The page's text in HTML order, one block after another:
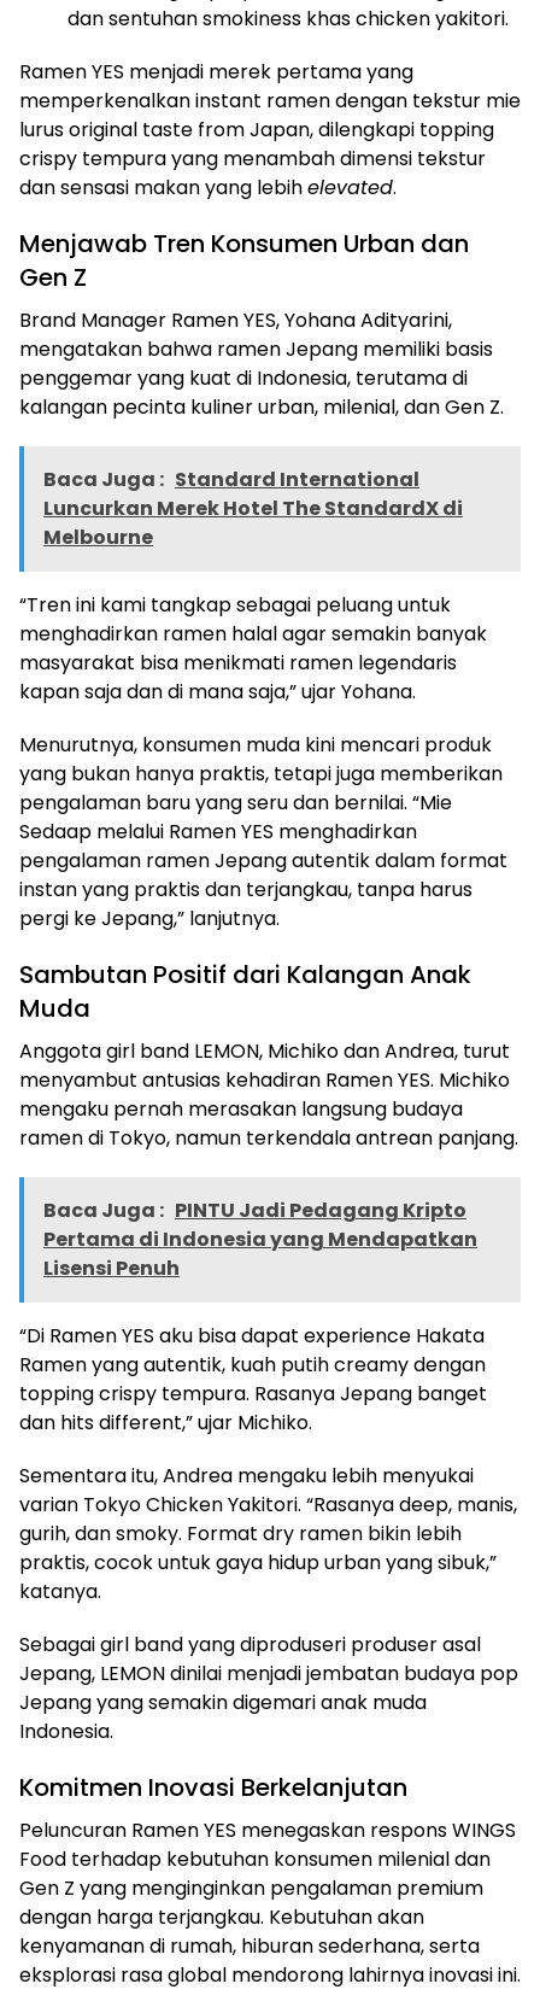
dan sentuhan smokiness khas chicken yakitori.
Ramen YES menjadi merek pertama yang
memperkenalkan instant ramen dengan tekstur mie
lurus original taste from Japan, dilengkapi topping
crispy tempura yang menambah dimensi tekstur
dan sensasi makan yang lebihelevated.
Menjawab Tren Konsumen Urban dan
Gen Z
Brand Manager Ramen YES, Yohana Adityarini,
mengatakan bahwa ramen Jepang memiliki basis
penggemar yang kuat di Indonesia, terutama di
kalangan pecinta kuliner urban, milenial, dan Gen Z.
Baca Juga : Standard International
Luncurkan Merek Hotel The StandardX di
Melbourne
“Tren ini kami tangkap sebagai peluang untuk
menghadirkan ramen halal agar semakin banyak
masyarakat bisa menikmati ramen legendaris
kapan saja dan di mana saja,” ujar Yohana.
Menurutnya, konsumen muda kini mencari produk
yang bukan hanya praktis, tetapi juga memberikan
pengalaman baru yang seru dan bernilai. “Mie
Sedaap melalui Ramen YES menghadirkan
pengalaman ramen Jepang autentik dalam format
instan yang praktis dan terjangkau, tanpa harus
pergi ke Jepang,” lanjutnya.
Sambutan Positif dari Kalangan Anak
Muda
Anggota girl band LEMON, Michiko dan Andrea, turut
menyambut antusias kehadiran Ramen YES. Michiko
mengaku pernah merasakan langsung budaya
ramen di Tokyo, namun terkendala antrean panjang.
Baca Juga : PINTU Jadi Pedagang Kripto
Pertama di Indonesia yang Mendapatkan
Lisensi Penuh
“Di Ramen YES aku bisa dapat experience Hakata
Ramen yang autentik, kuah putih creamy dengan
topping crispy tempura. Rasanya Jepang banget
dan hits different,” ujar Michiko.
Sementara itu, Andrea mengaku lebih menyukai
varian Tokyo Chicken Yakitori. “Rasanya deep, manis,
gurih, dan smoky. Format dry ramen bikin lebih
praktis, cocok untuk gaya hidup urban yang sibuk,”
katanya.
Sebagai girl band yang diproduseri produser asal
Jepang, LEMON dinilai menjadi jembatan budaya pop
Jepang yang semakin digemari anak muda
Indonesia.
Komitmen Inovasi Berkelanjutan
Peluncuran Ramen YES menegaskan respons WINGS
Food terhadap kebutuhan konsumen milenial dan
Gen Z yang menginginkan pengalaman premium
dengan harga terjangkau. Kebutuhan akan
kenyamanan di rumah, hiburan sederhana, serta
eksplorasi rasa global mendorong lahirnya inovasi ini.